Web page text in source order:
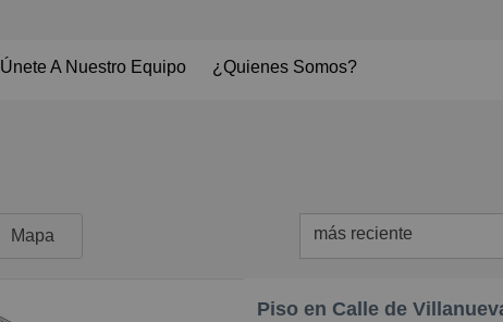
Únete A Nuestro Equipo ¿Quienes Somos?
Mapa más reciente
Menos reciente
Piso en Calle de